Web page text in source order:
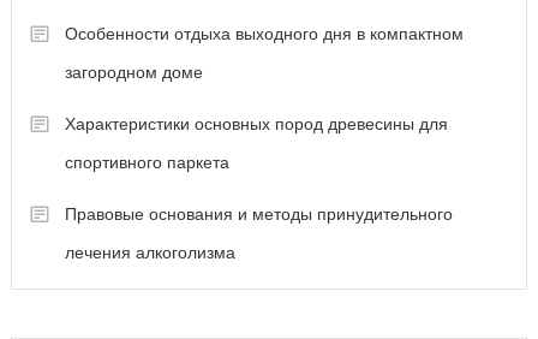
Особенности отдыха выходного дня в компактном
загородном доме
Характеристики основных пород древесины для
спортивного паркета
Правовые основания и методы принудительного
лечения алкоголизма